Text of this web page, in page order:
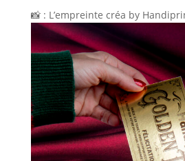
📸 : L’empreinte créa by